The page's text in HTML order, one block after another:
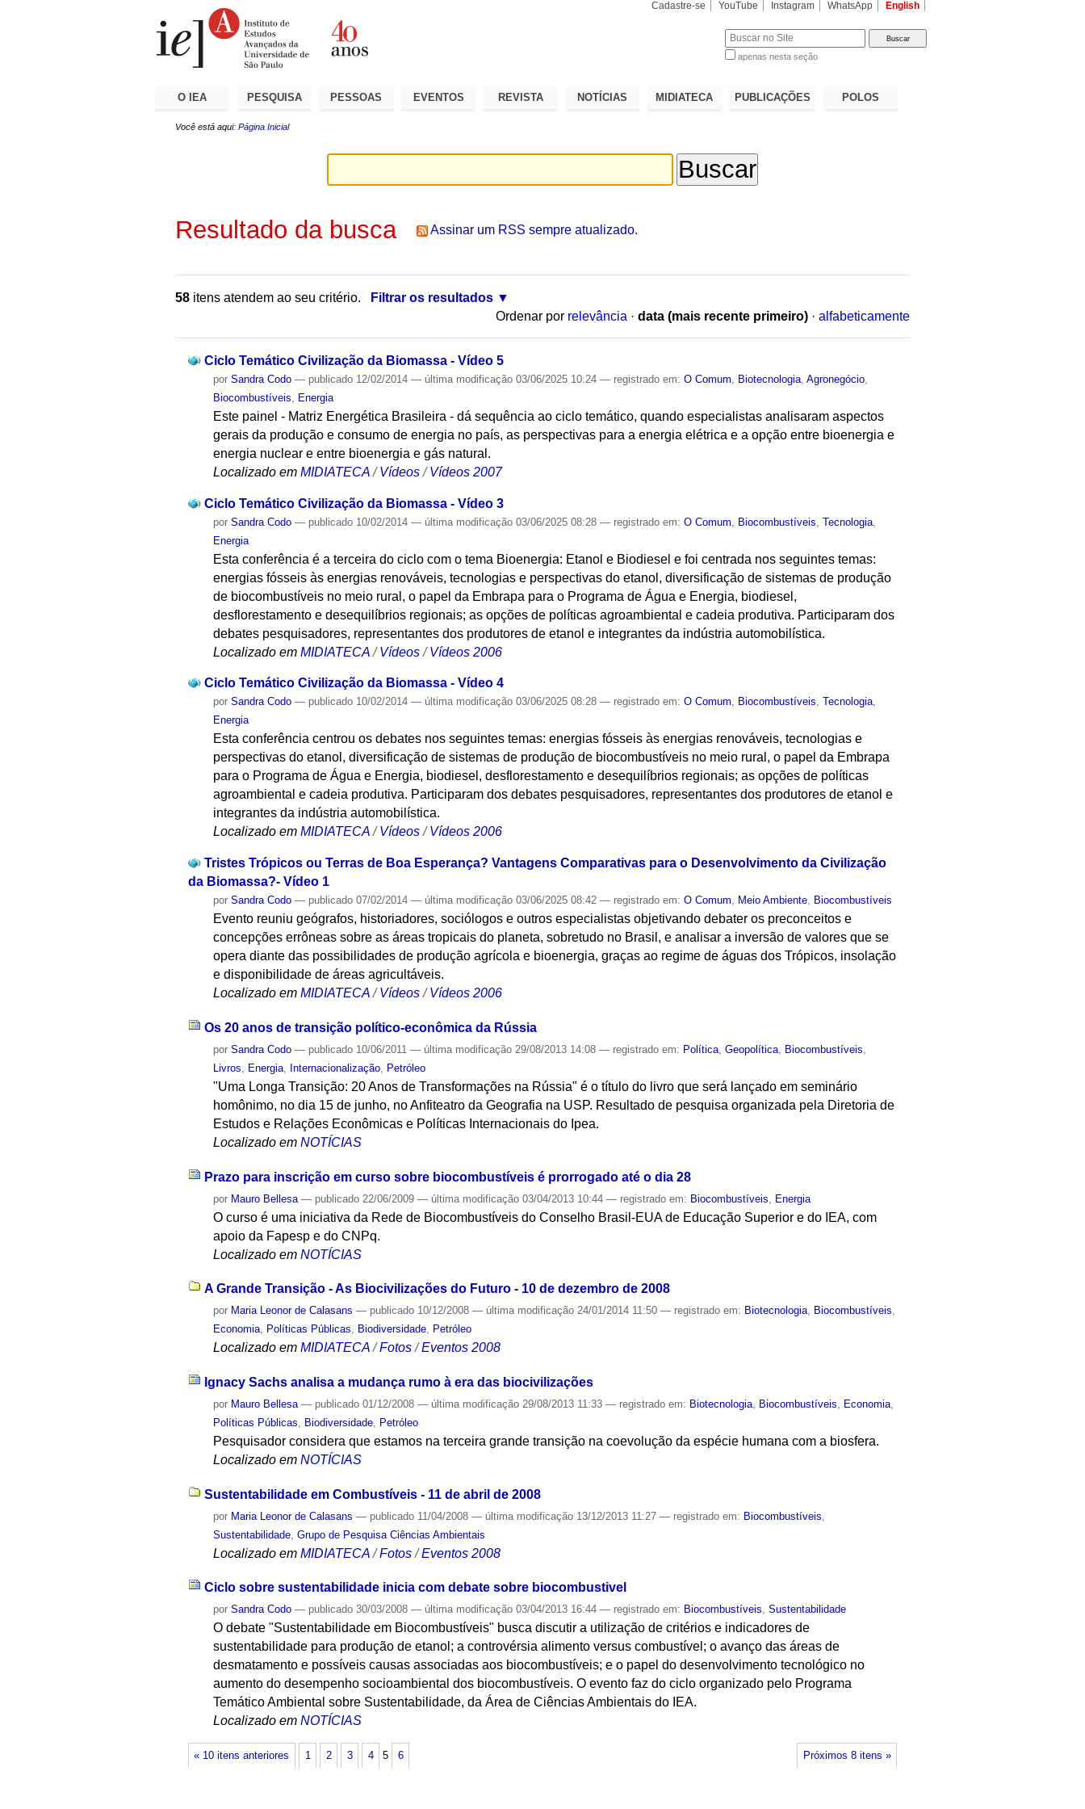
Cadastre-se YouTube Instagram WhatsApp English
apenas nesta seção
O IEA PESQUISA PESSOAS EVENTOS REVISTA NOTÍCIAS MIDIATECA PUBLICAÇÕES POLOS
Você está aqui: Página Inicial
Resultado da busca Assinar um RSS sempre atualizado.
58 itens atendem ao seu critério.
Filtrar os resultados
Ordenar por relevância · data (mais recente primeiro) · alfabeticamente
Ciclo Temático Civilização da Biomassa - Vídeo 5
porSandra Codo — publicado 12/02/2014— última modificação 03/06/2025 10:24— registrado em:O Comum Biotecnologia ,Agronegócio
Biocombustíveis
Energia
Este painel - Matriz Energética Brasileira - dá sequência ao ciclo temático, quando especialistas analisaram aspectos
gerais da produção e consumo de energia no país, as perspectivas para a energia elétrica e a opção entre bioenergia e
energia nuclear e entre bioenergia e gás natural.
Localizado em MIDIATECA /Vídeos /Vídeos 2007
Ciclo Temático Civilização da Biomassa - Vídeo 3
porSandra Codo — publicado 10/02/2014— última modificação 03/06/2025 08:28— registrado em:O Comum Biocombustíveis ,Tecnologia
Energia
Esta conferência é a terceira do ciclo com o tema Bioenergia: Etanol e Biodiesel e foi centrada nos seguintes temas:
energias fósseis às energias renováveis, tecnologias e perspectivas do etanol, diversificação de sistemas de produção
de biocombustíveis no meio rural, o papel da Embrapa para o Programa de Água e Energia, biodiesel,
desflorestamento e desequilíbrios regionais; as opções de políticas agroambiental e cadeia produtiva. Participaram dos
debates pesquisadores, representantes dos produtores de etanol e integrantes da indústria automobilística.
Localizado em MIDIATECA /Vídeos /Vídeos 2006
Ciclo Temático Civilização da Biomassa - Vídeo 4
porSandra Codo — publicado 10/02/2014— última modificação 03/06/2025 08:28— registrado em:O Comum, Biocombustíveis,Tecnologia,
Energia
Esta conferência centrou os debates nos seguintes temas: energias fósseis às energias renováveis, tecnologias e
perspectivas do etanol, diversificação de sistemas de produção de biocombustíveis no meio rural, o papel da Embrapa
para o Programa de Água e Energia, biodiesel, desflorestamento e desequilíbrios regionais; as opções de políticas
agroambiental e cadeia produtiva. Participaram dos debates pesquisadores, representantes dos produtores de etanol e
integrantes da indústria automobilística.
Localizado em MIDIATECA /Vídeos /Vídeos 2006
Tristes Trópicos ou Terras de Boa Esperança? Vantagens Comparativas para o Desenvolvimento da Civilização
da Biomassa?- Vídeo 1
porSandra Codo — publicado 07/02/2014— última modificação 03/06/2025 08:42— registrado em:O Comum, Meio Ambiente, Biocombustíveis
Evento reuniu geógrafos, historiadores, sociólogos e outros especialistas objetivando debater os preconceitos e
concepções errôneas sobre as áreas tropicais do planeta, sobretudo no Brasil, e analisar a inversão de valores que se
opera diante das possibilidades de produção agrícola e bioenergia, graças ao regime de águas dos Trópicos, insolação
e disponibilidade de áreas agricultáveis.
Localizado em MIDIATECA /Vídeos /Vídeos 2006
Os 20 anos de transição político-econômica da Rússia
porSandra Codo — publicado 10/06/2011— última modificação 29/08/2013 14:08— registrado em: Política ,Geopolítica Biocombustíveis
Livros
Energia Internacionalização Petróleo
"Uma Longa Transição: 20 Anos de Transformações na Rússia" é o título do livro que será lançado em seminário
homônimo, no dia 15 de junho, no Anfiteatro da Geografia na USP. Resultado de pesquisa organizada pela Diretoria de
Estudos e Relações Econômicas e Políticas Internacionais do Ipea.
Localizado em NOTÍCIAS
Prazo para inscrição em curso sobre biocombustíveis é prorrogado até o dia 28
por Mauro Bellesa — publicado 22/06/2009— última modificação 03/04/2013 10:44— registrado em: Biocombustíveis Energia
O curso é uma iniciativa da Rede de Biocombustíveis do Conselho Brasil-EUA de Educação Superior e do IEA, com
apoio da Fapesp e do CNPq.
Localizado em NOTÍCIAS
A Grande Transição - As Biocivilizações do Futuro - 10 de dezembro de 2008
por Maria Leonor de Calasans — publicado 10/12/2008— última modificação 24/01/2014 11:50— registrado em: Biotecnologia, Biocombustíveis,
Economia, Políticas Públicas, Biodiversidade, Petróleo
Localizado em MIDIATECA /Fotos /Eventos 2008
Ignacy Sachs analisa a mudança rumo à era das biocivilizações
por Mauro Bellesa — publicado 01/12/2008— última modificação 29/08/2013 11:33— registrado em: Biotecnologia Biocombustíveis Economia
Políticas Públicas
Biodiversidade Petróleo
Pesquisador considera que estamos na terceira grande transição na coevolução da espécie humana com a biosfera.
Localizado em NOTÍCIAS
Sustentabilidade em Combustíveis - 11 de abril de 2008
por Maria Leonor de Calasans — publicado 11/04/2008— última modificação 13/12/2013 11:27— registrado em: Biocombustíveis
Sustentabilidade ,Grupo de Pesquisa Ciências Ambientais
Localizado em MIDIATECA /Fotos /Eventos 2008
Ciclo sobre sustentabilidade inicia com debate sobre biocombustivel
porSandra Codo — publicado 30/03/2008— última modificação 03/04/2013 16:44— registrado em: Biocombustíveis,Sustentabilidade
O debate "Sustentabilidade em Biocombustíveis" busca discutir a utilização de critérios e indicadores de
sustentabilidade para produção de etanol; a controvérsia alimento versus combustível; o avanço das áreas de
desmatamento e possíveis causas associadas aos biocombustíveis; e o papel do desenvolvimento tecnológico no
aumento do desempenho socioambiental dos biocombustíveis. O evento faz do ciclo organizado pelo Programa
Temático Ambiental sobre Sustentabilidade, da Área de Ciências Ambientais do IEA.
Localizado em NOTÍCIAS
« 10 itens anteriores Próximos 8 itens »
1 2 3 4 5 6